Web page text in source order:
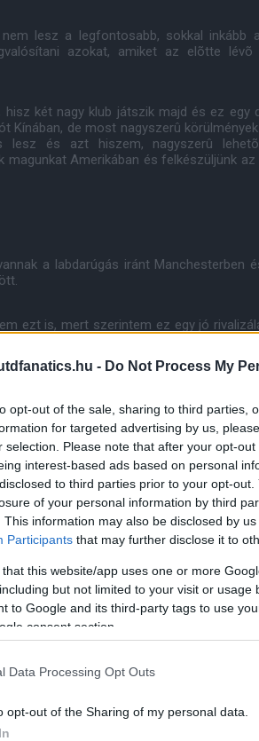
- Do Not Process My
opt-out of the sale, sharing to third parties,
for targeted advertising by us,
selection. Please note that after your opt-
interest-based ads based on personal
to third parties prior to your opt-
of your personal information by third
This information may also be disclosed by
Participants that may further disclose it to
that this website/app uses one or more
but not limited to your visit or usage
to Google and its third-party tags to use
consent section.
Data Processing Opt Outs
opt-out of the Sharing of my personal data.
lesz a legfontosabb, sokkal inkább
azokat, amiket az elõtte lévõ
két nagy klub játszik majd és ez egy
Kínában, de most nagyszerû
lesz és azt hiszem, nagyszerû
Amerikában és felkészüljünk az
a labdarúgás iránt Manchesterben
ezt is, mert szerintem ez egy jó
League-ben, egyszer pedig a
- 2-1, 1-0 és 0-0.'
jó és fair meccsek voltak ezek, a
ugyanabban a városban élnek.
ugyanakkor tiszteletet is
derbit hasonló rangadókkal,
Az Interrel a Milan ellen, a Reallal az
derbit megéltem, amikor a Chelsea-
is más, a klubok miatt is más, hisz
többrõl szólnak ezek, mint három
és iOS-re!